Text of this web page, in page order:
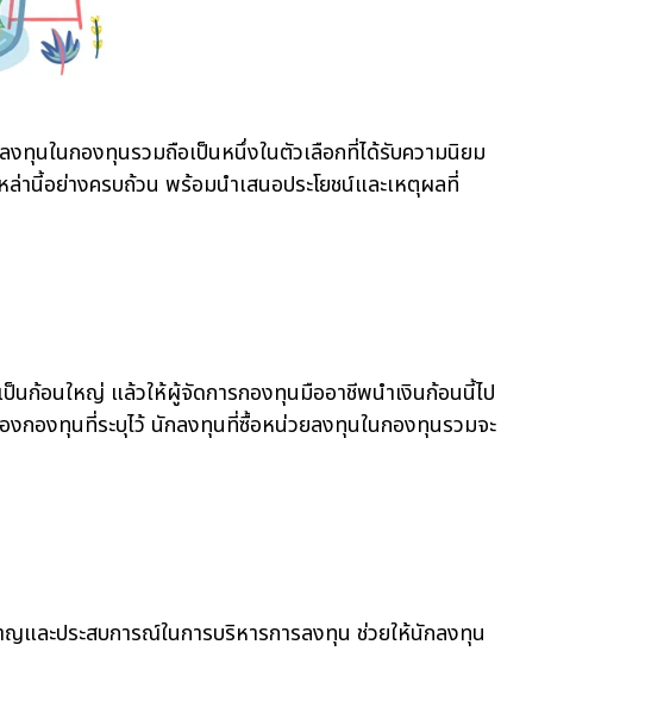
นในกองทุนรวมถือเป็นหนึ่งในตัวเลือกที่ได้รับความนิยม
านี้อย่างครบถ้วน พร้อมนำเสนอประโยชน์และเหตุผลที่
อนใหญ่ แล้วให้ผู้จัดการกองทุนมืออาชีพนำเงินก้อนนี้ไป
กองทุนที่ระบุไว้ นักลงทุนที่ซื้อหน่วยลงทุนในกองทุนรวมจะ
ละประสบการณ์ในการบริหารการลงทุน ช่วยให้นักลงทุน